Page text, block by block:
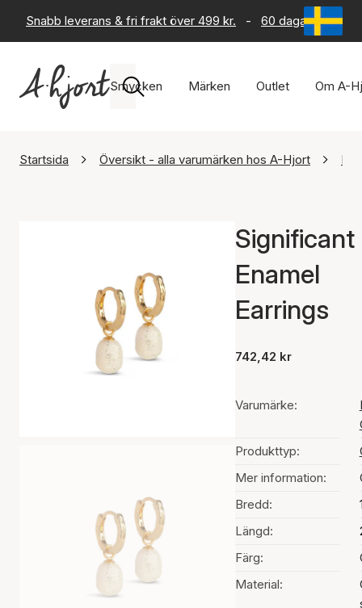
Snabb leverans & fri frakt över 499 kr. - 60 dagars
Smycken Märken Outlet Om A-
Startsida Översikt - alla varumärken hos A-Hjort
Significant
Enamel
Earrings
742,42 kr
Varumärke:
Produkttyp:
Mer information:
Bredd:
Längd:
Färg:
Material: